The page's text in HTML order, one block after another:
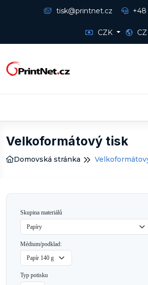
tisk@printnet.cz +48
CZK CZ
Velkoformátový tisk
Domovská stránka
Skupina materiálů
Médium/podklad:
Typ potisku